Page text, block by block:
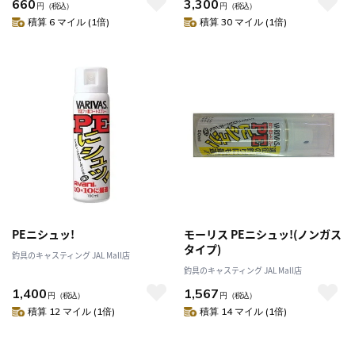
660 円 （税込）
積算 6 マイル (1倍)
3,300 円 （税込）
積算 30 マイル (1倍)
PEニシュッ!
釣具のキャスティング JAL Mall店
1,400 円 （税込）
積算 12 マイル (1倍)
モーリス PEニシュッ!(ノンガス
タイプ)
釣具のキャスティング JAL Mall店
1,567 円 （税込）
積算 14 マイル (1倍)